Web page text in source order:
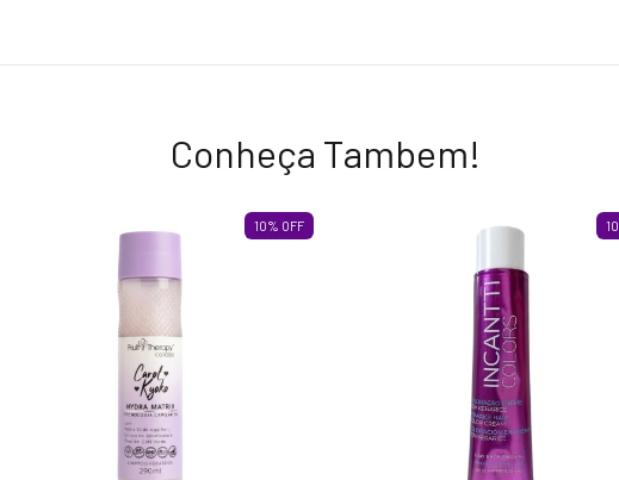
Conheça Tambem!
10% OFF 10